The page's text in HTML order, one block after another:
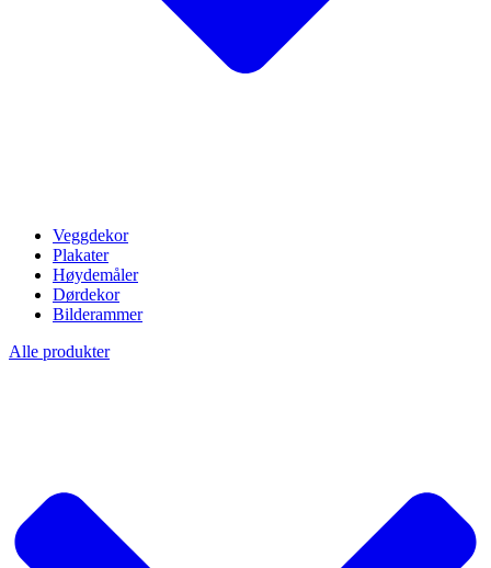
Veggdekor
Plakater
Høydemåler
Dørdekor
Bilderammer
Alle produkter